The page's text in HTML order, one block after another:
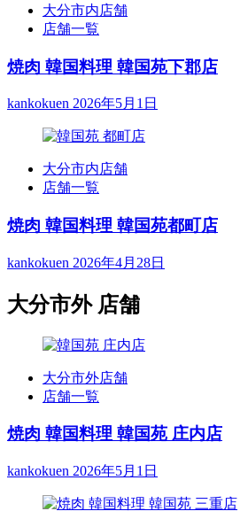
大分市内店舗
店舗一覧
焼肉 韓国料理 韓国苑下郡店
kankokuen 2026年5月1日
大分市内店舗
店舗一覧
焼肉 韓国料理 韓国苑都町店
kankokuen 2026年4月28日
大分市外 店舗
大分市外店舗
店舗一覧
焼肉 韓国料理 韓国苑 庄内店
kankokuen 2026年5月1日